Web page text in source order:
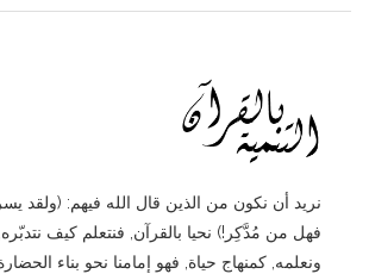
نريد أن نكون من الذين قال الله فيهم: (ولقد
فهل من مُدَّكِر!) نحيا بالقرآن, فنتعلم كيف
ونعلمه, كمنهاج حياة, فهو إمامنا نحو بناء الحضارة